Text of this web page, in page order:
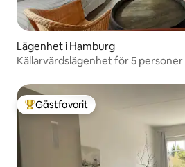
Lägenhet i Hamburg
Källarvärdslägenhet för 5 personer
Populär gästfavorit
Gästfavorit